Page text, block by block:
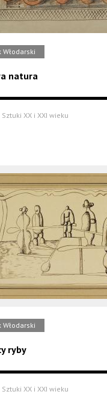
Włodarski
natura
XX i XXI wieku
Włodarski
ryby
XX i XXI wieku